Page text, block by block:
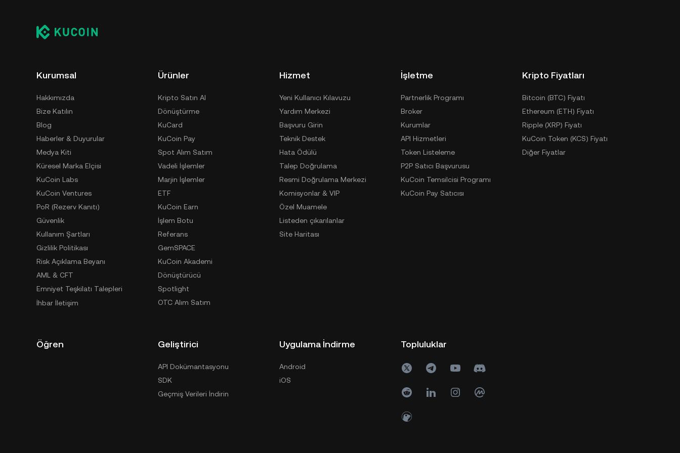
taraf bir kripto saklama hizmeti veya kağıt cüzdanı ile de saklanabilir.
Kurumsal
Hakkımızda
Bize Katılın
Blog
Haberler & Duyurular
Medya Kiti
Küresel Marka Elçisi
KuCoin Labs
KuCoin Ventures
PoR (Rezerv Kanıtı)
Güvenlik
Kullanım Şartları
Gizlilik Politikası
Risk Açıklama Beyanı
AML & CFT
Emniyet Teşkilatı Talepleri
İhbar İletişim
Ürünler
Kripto Satın Al
Dönüştürme
KuCard
KuCoin Pay
Spot Alım Satım
Vadeli İşlemler
Marjin İşlemler
ETF
KuCoin Earn
İşlem Botu
Referans
GemSPACE
KuCoin Akademi
Dönüştürücü
Spotlight
OTC Alım Satım
Hizmet
Yeni Kullanıcı Kılavuzu
Yardım Merkezi
Başvuru Girin
Teknik Destek
Hata Ödülü
Talep Doğrulama
Resmi Doğrulama Merkezi
Komisyonlar & VIP
Özel Muamele
Listeden çıkarılanlar
Site Haritası
İşletme
Partnerlik Programı
Broker
Kurumlar
API Hizmetleri
Token Listeleme
P2P Satıcı Başvurusu
KuCoin Temsilcisi Programı
KuCoin Pay Satıcısı
Kripto Fiyatları
Bitcoin (BTC) Fiyatı
Ethereum (ETH) Fiyatı
Ripple (XRP) Fiyatı
KuCoin Token (KCS) Fiyatı
Diğer Fiyatlar
Öğren Geliştirici
API Dokümantasyonu
SDK
Geçmiş Verileri İndirin
Uygulama İndirme
Android
iOS
Topluluklar